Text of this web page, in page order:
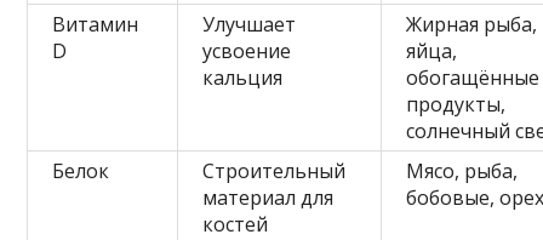
Витамин
D
Улучшает
усвоение
кальция
Жирная рыба,
яйца,
обогащённые
продукты,
солнечный
Белок
Строительный
материал для
костей
Мясо, рыба,
бобовые,